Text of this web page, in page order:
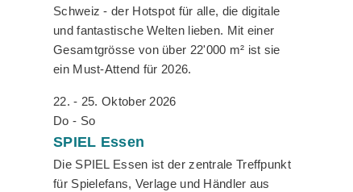
Schweiz - der Hotspot für alle, die digitale
und fantastische Welten lieben. Mit einer
Gesamtgrösse von über 22'000 m² ist sie
ein Must-Attend für 2026.
22. - 25. Oktober 2026
Do - So
SPIEL Essen
Die SPIEL Essen ist der zentrale Treffpunkt
für Spielefans, Verlage und Händler aus